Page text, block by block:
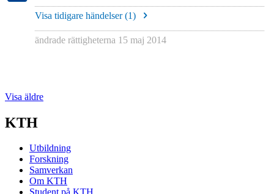
Visa tidigare händelser (1)
ändrade rättigheterna 15 maj 2014
Visa äldre
KTH
Utbildning
Forskning
Samverkan
Om KTH